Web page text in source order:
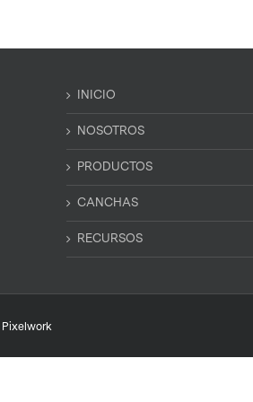
INICIO
NOSOTROS
PRODUCTOS
CANCHAS
RECURSOS
Pixelwork